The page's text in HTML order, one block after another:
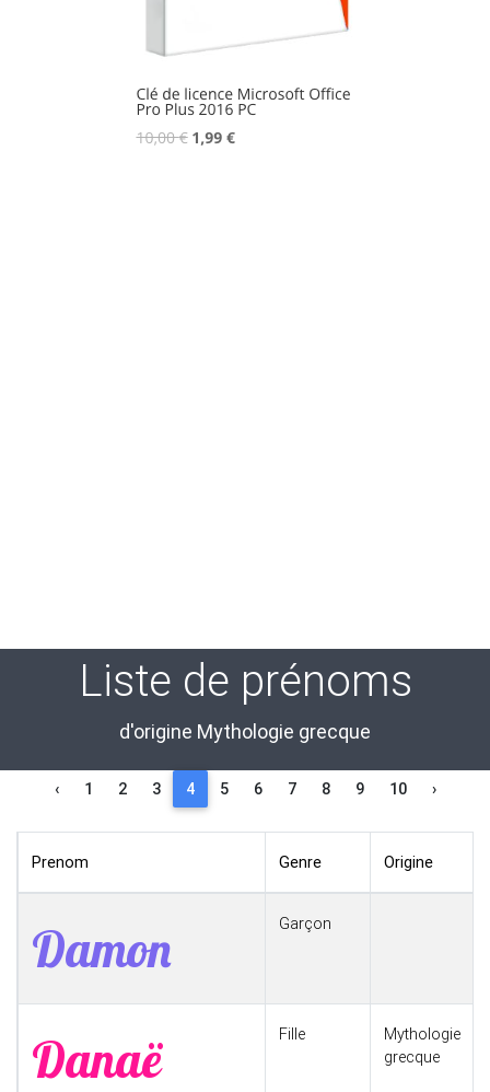
Liste de prénoms
d'origine Mythologie grecque
‹ 1 2 3 4 5 6 7 8 9 10 ›
Prenom Genre Origine
Damon Garçon
Danaë Fille
Mythologie
grecque